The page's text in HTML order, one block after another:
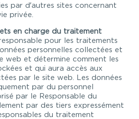
par d’autres sites concernant
privée.
en charge du traitement
pour les traitements
personnelles collectées et
web et détermine comment les
et qui aura accès aux
par le site web. Les données
par du personnel
par le Responsable du
par des tiers expressément
du traitement